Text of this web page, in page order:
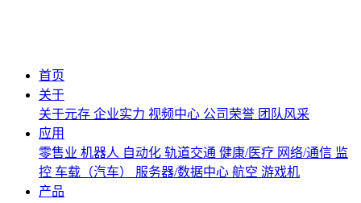
首页
关于
关于元存 企业实力 视频中心 公司荣誉 团队风采
应用
零售业 机器人 自动化 轨道交通 健康/医疗 网络/通信 监
控 车载（汽车） 服务器/数据中心 航空 游戏机
产品